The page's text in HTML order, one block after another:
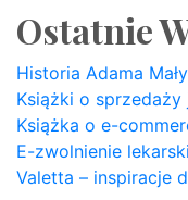
Ostatnie
Historia Adama
Książki o sprzedaży
Książka o e-
E-zwolnienie
Valetta – inspiracje